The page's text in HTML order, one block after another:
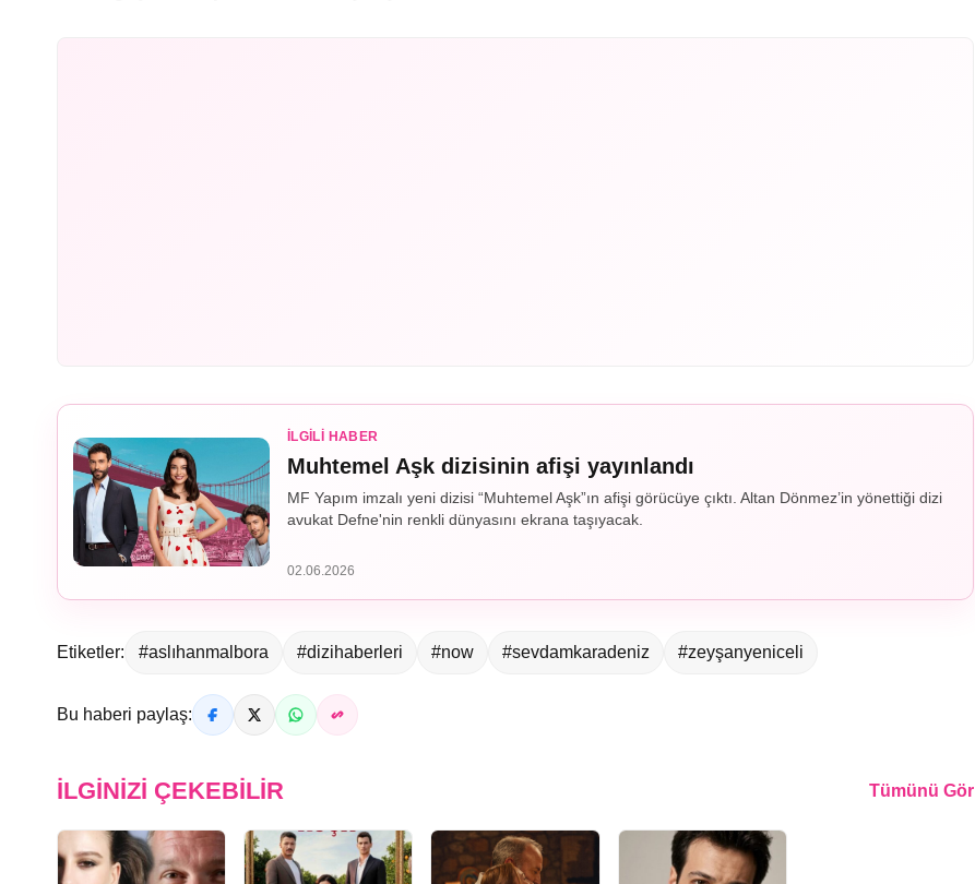
İLGILI HABER
Muhtemel Aşk dizisinin afişi yayınlandı
MF Yapım imzalı yeni dizisi “Muhtemel Aşk”ın afişi görücüye çıktı. Altan Dönmez’in yönettiği dizi
avukat Defne'nin renkli dünyasını ekrana taşıyacak.
02.06.2026
Etiketler: #aslıhanmalbora #dizihaberleri #now #sevdamkaradeniz #zeyşanyeniceli
Bu haberi paylaş:
İLGINIZI ÇEKEBILIR Tümünü Gör